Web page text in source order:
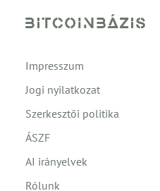
Impresszum
Jogi nyilatkozat
Szerkesztői politika
ÁSZF
AI irányelvek
Rólunk